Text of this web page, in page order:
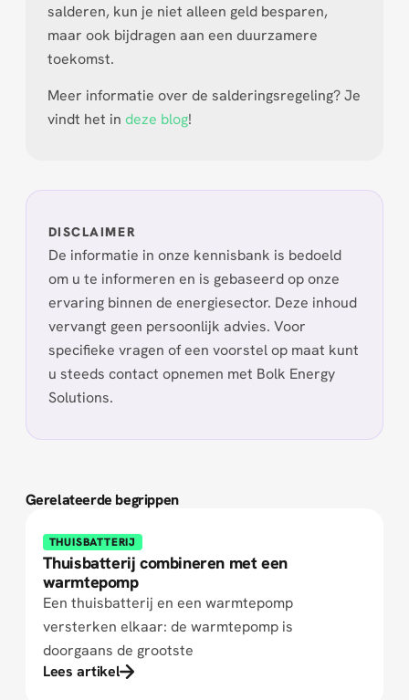
salderen, kun je niet alleen geld besparen,
maar ook bijdragen aan een duurzamere
toekomst.
Meer informatie over de salderingsregeling? Je
vindt het in deze blog!
DISCLAIMER
De informatie in onze kennisbank is bedoeld
om u te informeren en is gebaseerd op onze
ervaring binnen de energiesector. Deze inhoud
vervangt geen persoonlijk advies. Voor
specifieke vragen of een voorstel op maat kunt
u steeds contact opnemen met Bolk Energy
Solutions.
Gerelateerde begrippen
THUISBATTERIJ
Thuisbatterij combineren met een
warmtepomp
Een thuisbatterij en een warmtepomp
versterken elkaar: de warmtepomp is
doorgaans de grootste
Lees artikel